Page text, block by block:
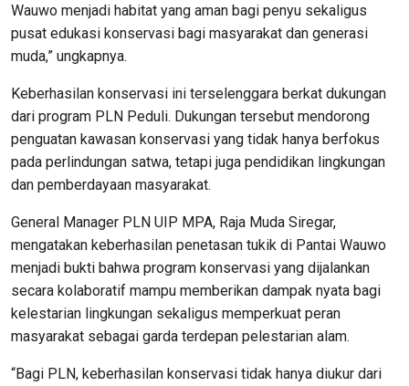
Wauwo menjadi habitat yang aman bagi penyu sekaligus
pusat edukasi konservasi bagi masyarakat dan generasi
muda,” ungkapnya.
Keberhasilan konservasi ini terselenggara berkat dukungan
dari program PLN Peduli. Dukungan tersebut mendorong
penguatan kawasan konservasi yang tidak hanya berfokus
pada perlindungan satwa, tetapi juga pendidikan lingkungan
dan pemberdayaan masyarakat.
General Manager PLN UIP MPA, Raja Muda Siregar,
mengatakan keberhasilan penetasan tukik di Pantai Wauwo
menjadi bukti bahwa program konservasi yang dijalankan
secara kolaboratif mampu memberikan dampak nyata bagi
kelestarian lingkungan sekaligus memperkuat peran
masyarakat sebagai garda terdepan pelestarian alam.
“Bagi PLN, keberhasilan konservasi tidak hanya diukur dari